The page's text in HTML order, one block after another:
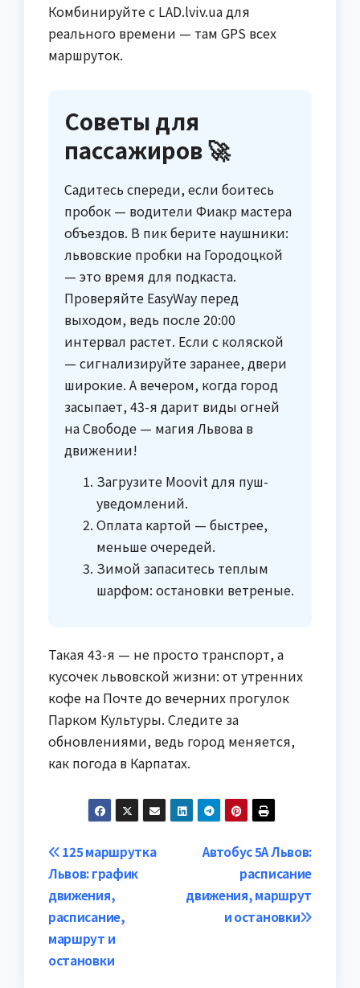
Комбинируйте с LAD.lviv.ua для
реального времени — там GPS всех
маршруток.
Советы для
пассажиров 🚀
Садитесь спереди, если боитесь
пробок — водители Фиакр мастера
объездов. В пик берите наушники:
львовские пробки на Городоцкой
— это время для подкаста.
Проверяйте EasyWay перед
выходом, ведь после 20:00
интервал растет. Если с коляской
— сигнализируйте заранее, двери
широкие. А вечером, когда город
засыпает, 43-я дарит виды огней
на Свободе — магия Львова в
движении!
Загрузите Moovit для пуш-
уведомлений.
Оплата картой — быстрее,
меньше очередей.
Зимой запаситесь теплым
шарфом: остановки ветреные.
Такая 43-я — не просто транспорт, а
кусочек львовской жизни: от утренних
кофе на Почте до вечерних прогулок
Парком Культуры. Следите за
обновлениями, ведь город меняется,
как погода в Карпатах.
Навигация
по
записям
Автобус 5А Львов:
расписание
движения, маршрут
и остановки
125 маршрутка
Львов: график
движения,
расписание,
маршрут и
остановки